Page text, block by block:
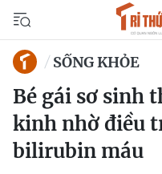
SỐNG KHỎE
Bé gái sơ sinh
kinh nhờ điều
bilirubin máu